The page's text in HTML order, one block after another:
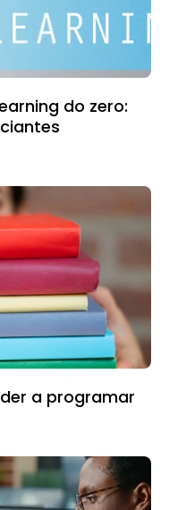
do zero:
a programar